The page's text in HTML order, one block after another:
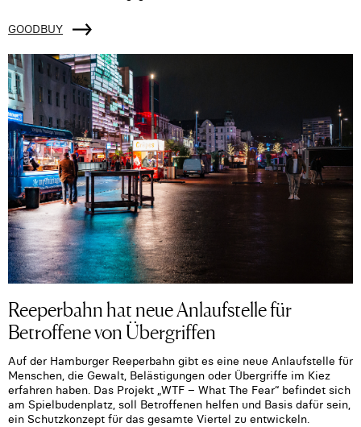
GOODBUY
Reeperbahn hat neue Anlaufstelle für
Betroffene von Übergriffen
Auf der Hamburger Reeperbahn gibt es eine neue Anlaufstelle für
Menschen, die Gewalt, Belästigungen oder Übergriffe im Kiez
erfahren haben. Das Projekt „WTF – What The Fear“ befindet sich
am Spielbudenplatz, soll Betroffenen helfen und Basis dafür sein,
ein Schutzkonzept für das gesamte Viertel zu entwickeln.